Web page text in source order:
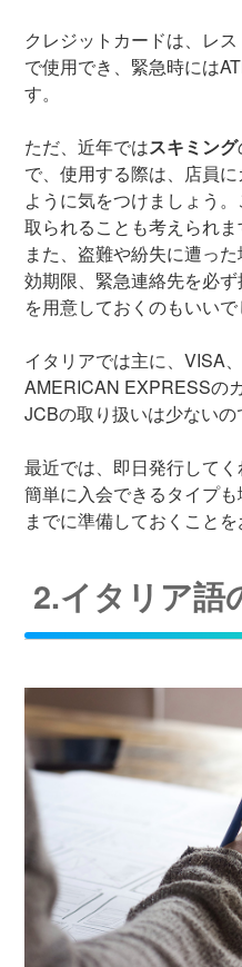
クレジットカードは、レ
で使用でき、緊急時には
す。
ただ、近年ではスキミング
で、使用する際は、店員
ように気をつけましょう
取られることも考えられま
また、盗難や紛失に遭っ
効期限、緊急連絡先を必
を用意しておくのもいいで
イタリアでは主に、VISA
AMERICAN EXPRESSの
JCBの取り扱いは少ないの
最近では、即日発行して
簡単に入会できるタイプ
までに準備しておくことを
2.イタリア語